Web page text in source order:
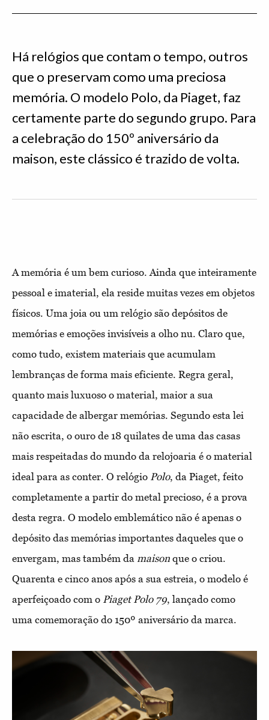
Há relógios que contam o tempo, outros
que o preservam como uma preciosa
memória. O modelo Polo, da Piaget, faz
certamente parte do segundo grupo. Para
a celebração do 150º aniversário da
maison, este clássico é trazido de volta.
A memória é um bem curioso. Ainda que inteiramente
pessoal e imaterial, ela reside muitas vezes em objetos
físicos. Uma joia ou um relógio são depósitos de
memórias e emoções invisíveis a olho nu. Claro que,
como tudo, existem materiais que acumulam
lembranças de forma mais eficiente. Regra geral,
quanto mais luxuoso o material, maior a sua
capacidade de albergar memórias. Segundo esta lei
não escrita, o ouro de 18 quilates de uma das casas
mais respeitadas do mundo da relojoaria é o material
ideal para as conter. O relógio Polo, da Piaget, feito
completamente a partir do metal precioso, é a prova
desta regra. O modelo emblemático não é apenas o
depósito das memórias importantes daqueles que o
envergam, mas também da maison que o criou.
Quarenta e cinco anos após a sua estreia, o modelo é
aperfeiçoado com o Piaget Polo 79, lançado como
uma comemoração do 150º aniversário da marca.